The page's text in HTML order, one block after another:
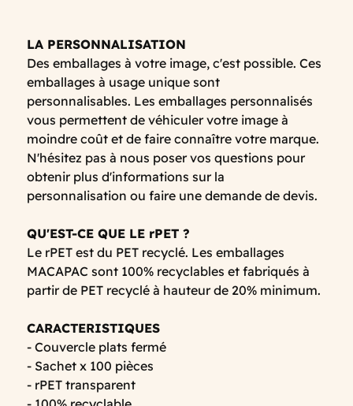
LA PERSONNALISATION
Des emballages à votre image, c'est possible. Ces
emballages à usage unique sont
personnalisables. Les emballages personnalisés
vous permettent de véhiculer votre image à
moindre coût et de faire connaître votre marque.
N'hésitez pas à nous poser vos questions pour
obtenir plus d'informations sur la
personnalisation ou faire une demande de devis.
QU'EST-CE QUE LE rPET ?
Le rPET est du PET recyclé. Les emballages
MACAPAC sont 100% recyclables et fabriqués à
partir de PET recyclé à hauteur de 20% minimum.
CARACTERISTIQUES
- Couvercle plats fermé
- Sachet x 100 pièces
- rPET transparent